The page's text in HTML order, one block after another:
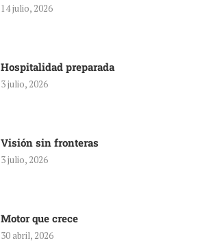
14 julio, 2026
Hospitalidad preparada
3 julio, 2026
Visión sin fronteras
3 julio, 2026
Motor que crece
30 abril, 2026